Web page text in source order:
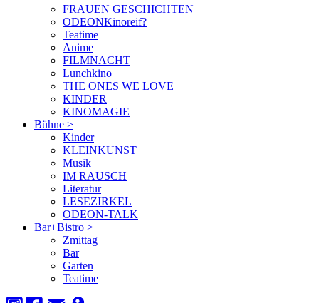
FRAUEN GESCHICHTEN
ODEONKinoreif?
Teatime
Anime
FILMNACHT
Lunchkino
THE ONES WE LOVE
KINDER
KINOMAGIE
Bühne >
Kinder
KLEINKUNST
Musik
IM RAUSCH
Literatur
LESEZIRKEL
ODEON-TALK
Bar+Bistro >
Zmittag
Bar
Garten
Teatime